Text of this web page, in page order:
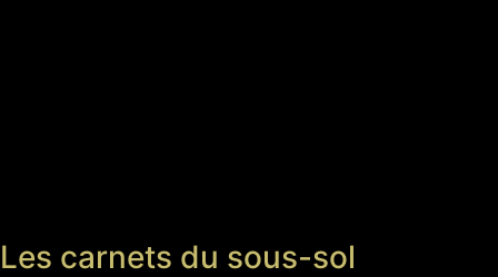
Les carnets du sous-sol